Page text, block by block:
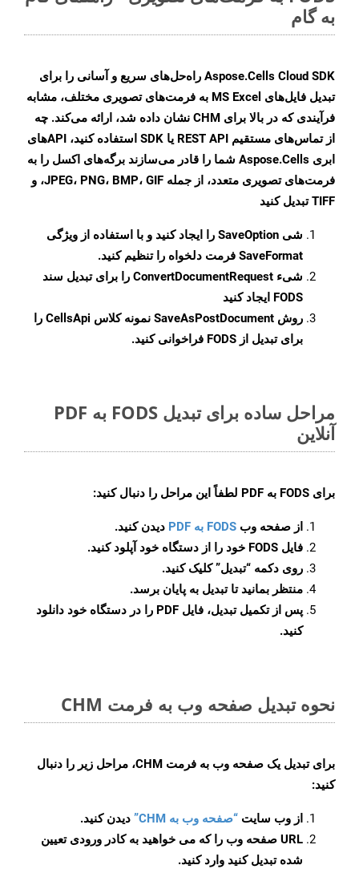
به گام
Aspose.Cells Cloud SDK راه‌حل‌های سریع و آسانی را برای
تبدیل فایل‌های MS Excel به فرمت‌های تصویری مختلف، مشابه
فرآیندی که در بالا برای CHM نشان داده شد، ارائه می‌کند. چه
از تماس‌های مستقیم REST API یا SDK استفاده کنید، APIهای
ابری Aspose.Cells شما را قادر می‌سازند برگه‌های اکسل را به
فرمت‌های تصویری متعدد، از جمله JPEG، PNG، BMP، GIF، و
TIFF تبدیل کنید
شی SaveOption را ایجاد کنید و با استفاده از ویژگی
SaveFormat فرمت دلخواه را تنظیم کنید.
شیء ConvertDocumentRequest را برای تبدیل سند
FODS ایجاد کنید
روش SaveAsPostDocument
نمونه کلاس CellsApi را
برای تبدیل از FODS فراخوانی کنید.
مراحل ساده برای تبدیل FODS به PDF
آنلاین
برای FODS به PDF لطفاً این مراحل را دنبال کنید:
از صفحه وب FODS به PDF
دیدن کنید.
فایل FODS خود را از دستگاه خود آپلود کنید.
روی دکمه “تبدیل”کلیک کنید.
منتظر بمانید تا تبدیل به پایان برسد.
پس از تکمیل تبدیل، فایل PDF را در دستگاه خود دانلود
کنید.
نحوه تبدیل صفحه وب به فرمت CHM
برای تبدیل یک صفحه وب به فرمت CHM، مراحل زیر را دنبال
کنید:
از وب سایت “صفحه وب به CHM”
دیدن کنید.
URL صفحه وب را که می خواهید به کادر ورودی تعیین
شده تبدیل کنید وارد کنید.